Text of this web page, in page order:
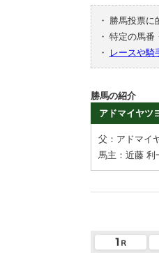
・
勝馬投票に
・ 特定の馬番
・
レースや騎
勝馬の紹介
アドマイヤツ
父：アドマイ
馬主：近藤 利